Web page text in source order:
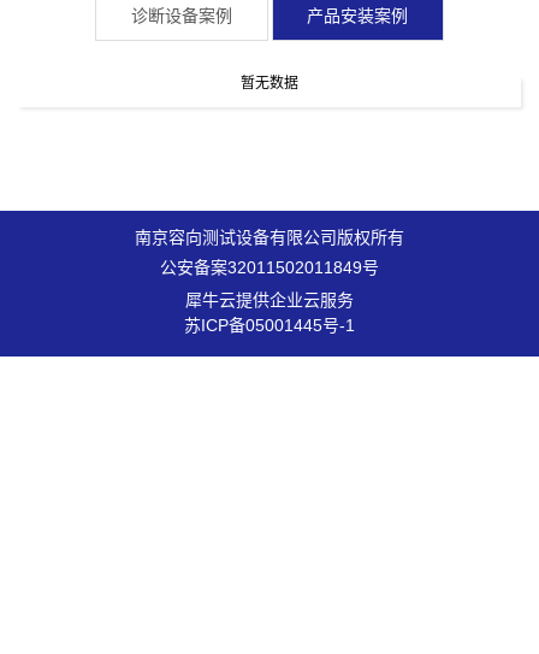
诊断设备案例 产品安装案例
暂无数据
南京容向测试设备有限公司版权所有
公安备案32011502011849号
犀牛云提供企业云服务
苏ICP备05001445号-1